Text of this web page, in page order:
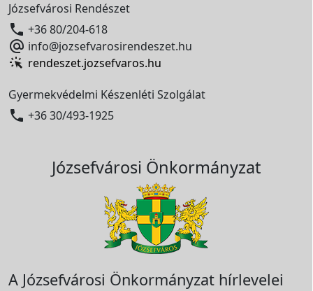
Józsefvárosi Rendészet
 +36 80/204-618
 info@jozsefvarosirendeszet.hu
rendeszet.jozsefvaros.hu
Gyermekvédelmi Készenléti Szolgálat
 +36 30/493-1925
Józsefvárosi Önkormányzat
A Józsefvárosi Önkormányzat hírlevelei